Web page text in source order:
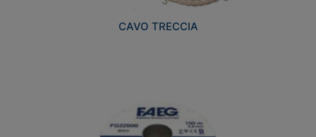
CAVO TRECCIA